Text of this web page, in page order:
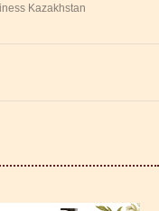
Kazakhstan